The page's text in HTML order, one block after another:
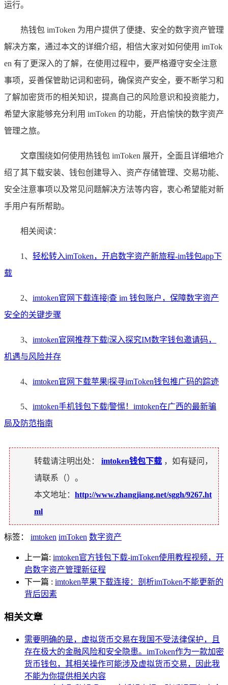
运行。
热钱包 imToken 为用户提供了便捷、安全的数字资产管理
解决方案，通过本文的详细介绍，相信大家对如何使用 imTok
en 有了更深入的了解，在使用过程中，要严格遵守安全注意
事项，妥善保管助记词和密码，确保资产安全，要不断学习和
了解加密货币的相关知识，提高自己的风险意识和投资能力，
希望大家能够充分利用 imToken 的功能，开启愉快的数字资产
管理之旅。
文章围绕如何使用热钱包 imToken 展开，全面且详细地介
绍了其下载安装、钱包创建导入、资产存储管理、交易功能、
安全注意事项以及常见问题解决方法等内容，衷心希望能对新
手用户有所帮助。
相关阅读：
1、 轻松转入imToken，开启数字资产新旅程-im钱包app下
载
2、 imtoken官网下载连接|查 im 钱包账户，保障数字资产
安全的关键步骤
3、 imtoken官网推荐下载|深入探究IM数字钱包邀请码，
机遇与风险并存
4、 imtoken官网下载苹果|探寻imToken钱包推广码的踪迹
5、 imtoken手机钱包下载|警惕！imtoken在广西的最新骗
局及防范指南
转载请注明出处： imtoken钱包下载 ，如有疑问，
请联系（）。
本文地址： http://www.zhangjiang.net/sggh/9267.ht
ml
标签： imtoken imToken 数字资产
上一篇: imtoken官方钱包下载-imToken使用教程视频，开
启数字资产管理新征程
下一篇 : imtoken苹果下载连接：剖析imToken不能更新的
背后因素
相关文章
需要明确的是，虚拟货币交易在我国不受法律保护，且
存在极大的金融风险和安全隐患。imToken作为一款加密
货币钱包，其相关操作可能涉及虚拟货币交易，因此我
不能为你提供相关内容